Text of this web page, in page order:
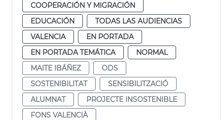
COOPERACIÓN Y MIGRACIÓN
EDUCACIÓN
TODAS LAS AUDIENCIAS
VALENCIA
EN PORTADA
EN PORTADA TEMÁTICA
NORMAL
MAITE IBÁÑEZ
ODS
SOSTENIBILITAT
SENSIBILITZACIÓ
ALUMNAT
PROJECTE INSOSTENIBLE
FONS VALENCIÀ